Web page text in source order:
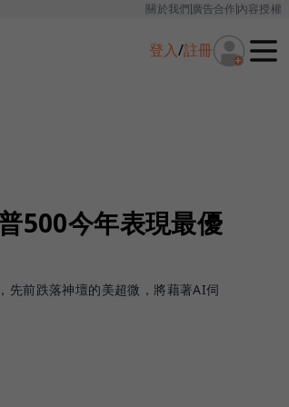
關於我們廣告合作內容授權
登入/註冊
500今年表現最優
先前跌落神壇的美超微，將藉著AI伺